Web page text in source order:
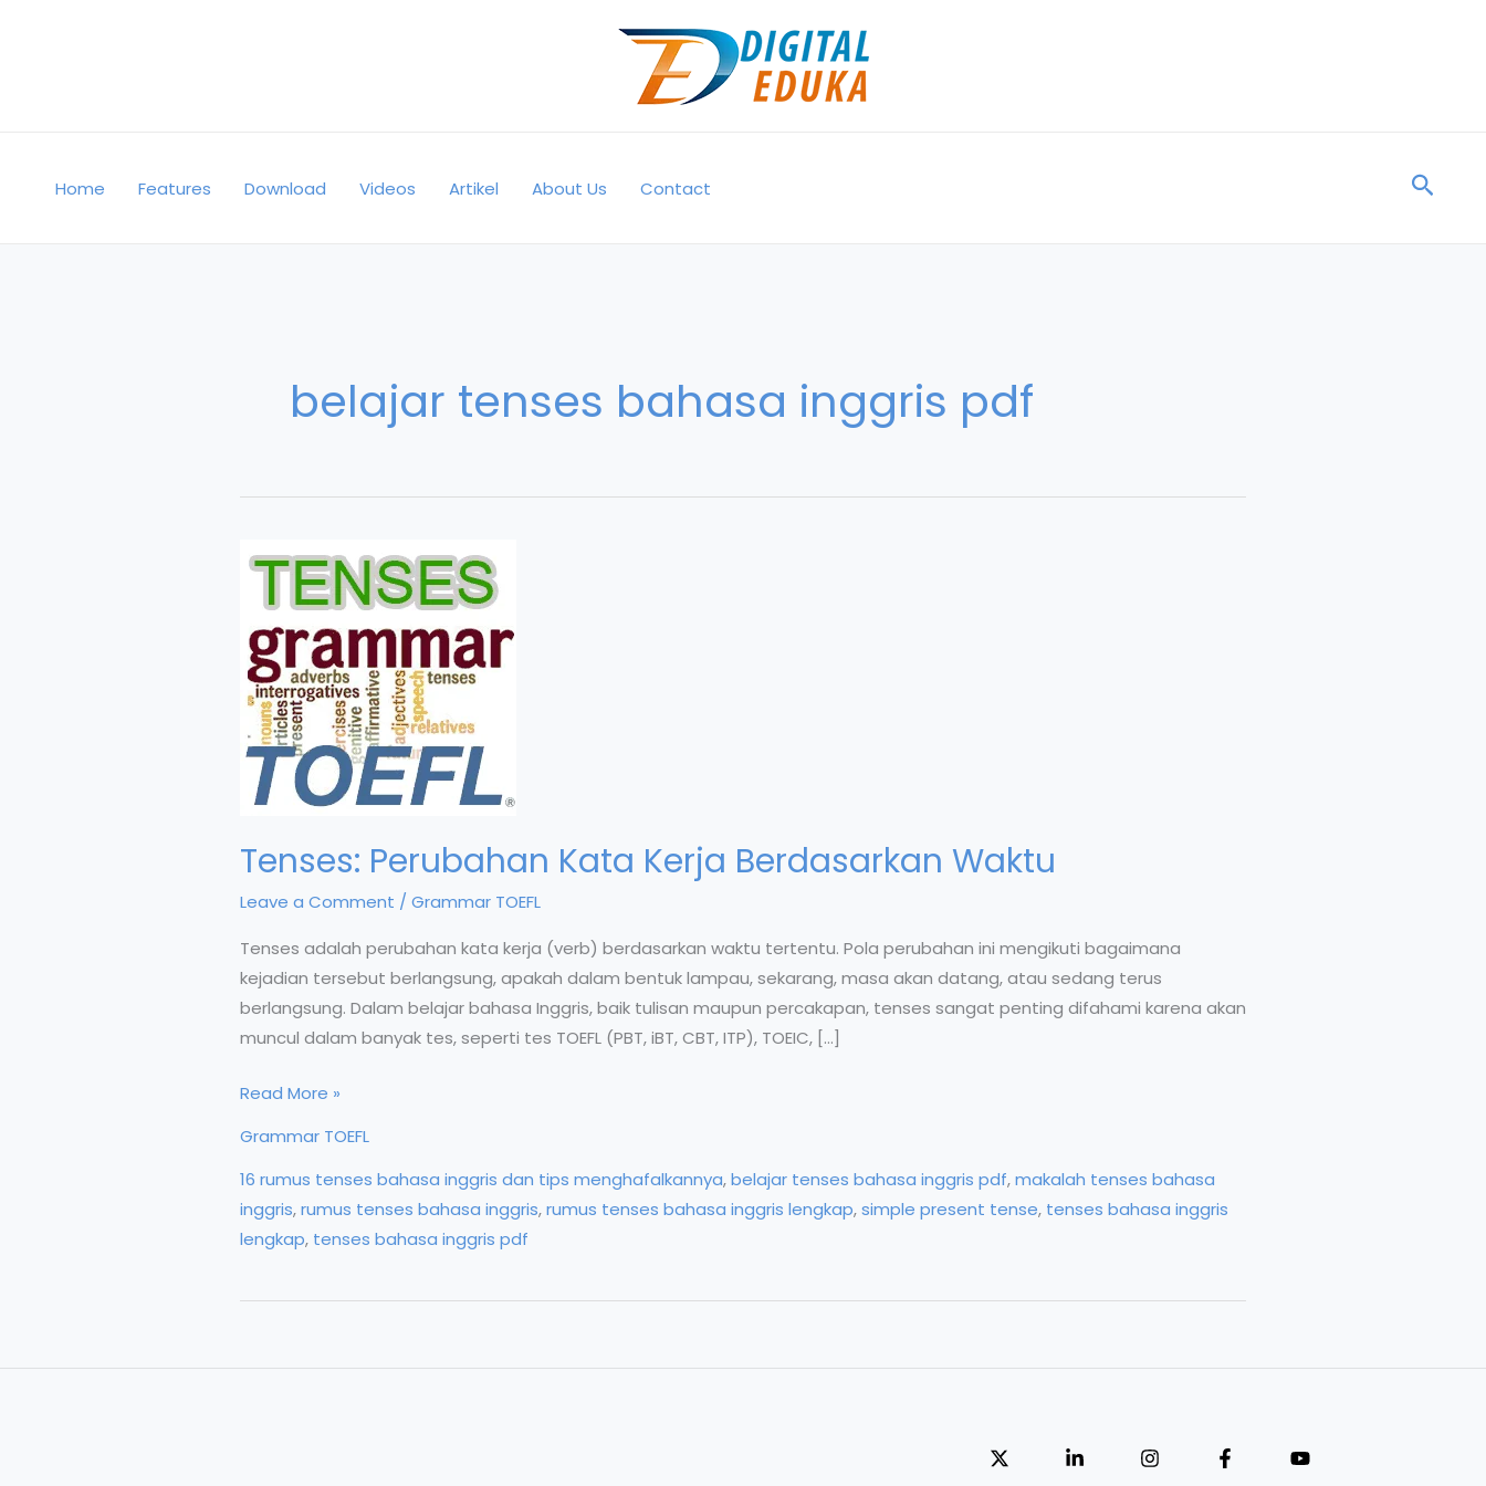
Home Features Download Videos Artikel About Us Contact
belajar tenses bahasa inggris pdf
Tenses: Perubahan Kata Kerja Berdasarkan Waktu
Leave a Comment / Grammar TOEFL
Tenses adalah perubahan kata kerja (verb) berdasarkan waktu tertentu. Pola perubahan ini mengikuti bagaimana
kejadian tersebut berlangsung, apakah dalam bentuk lampau, sekarang, masa akan datang, atau sedang terus
berlangsung. Dalam belajar bahasa Inggris, baik tulisan maupun percakapan, tenses sangat penting difahami karena akan
muncul dalam banyak tes, seperti tes TOEFL (PBT, iBT, CBT, ITP), TOEIC, […]
Tenses:
Kerja
Berdasarkan
Waktu
Read More »
Grammar TOEFL
16 rumus tenses bahasa inggris dan tips menghafalkannya,belajar tenses bahasa inggris pdf,makalah tenses bahasa
inggris,rumus tenses bahasa inggris,rumus tenses bahasa inggris lengkap,simple present tense, tenses bahasa inggris
lengkap, tenses bahasa inggris pdf